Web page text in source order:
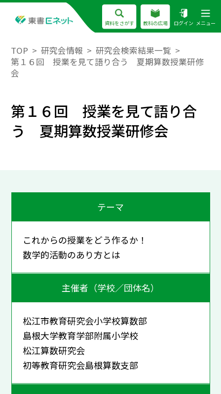
資料をさがす 教科の広場 ログイン メニュー
TOP 研究会情報
研究会検索結果一覧
第１６回 授業を見て語り合う 夏期算数授業研修
会
第１６回 授業を見て語り合
う 夏期算数授業研修会
テーマ
これからの授業をどう作るか！
数学的活動のあり方とは
主催者（学校／団体名）
松江市教育研究会小学校算数部
島根大学教育学部附属小学校
松江算数研究会
初等教育研究会島根算数支部